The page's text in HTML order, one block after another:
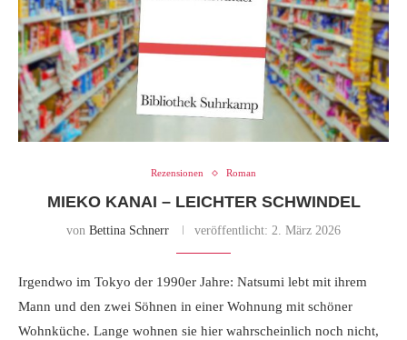
Rezensionen Roman
MIEKO KANAI – LEICHTER SCHWINDEL
von Bettina Schnerr veröffentlicht: 2. März 2026
Irgendwo im Tokyo der 1990er Jahre: Natsumi lebt mit ihrem
Mann und den zwei Söhnen in einer Wohnung mit schöner
Wohnküche. Lange wohnen sie hier wahrscheinlich noch nicht,